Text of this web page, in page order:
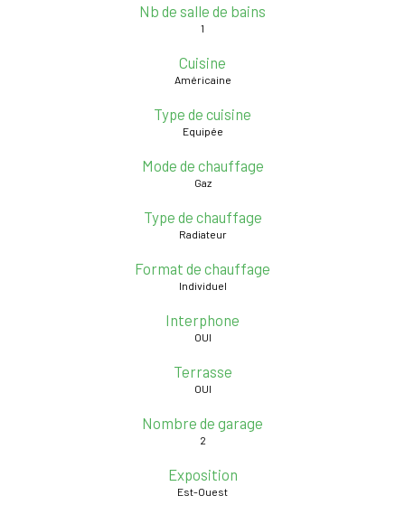
Nb de salle de bains
1
Cuisine
Américaine
Type de cuisine
Equipée
Mode de chauffage
Gaz
Type de chauffage
Radiateur
Format de chauffage
Individuel
Interphone
OUI
Terrasse
OUI
Nombre de garage
2
Exposition
Est-Ouest